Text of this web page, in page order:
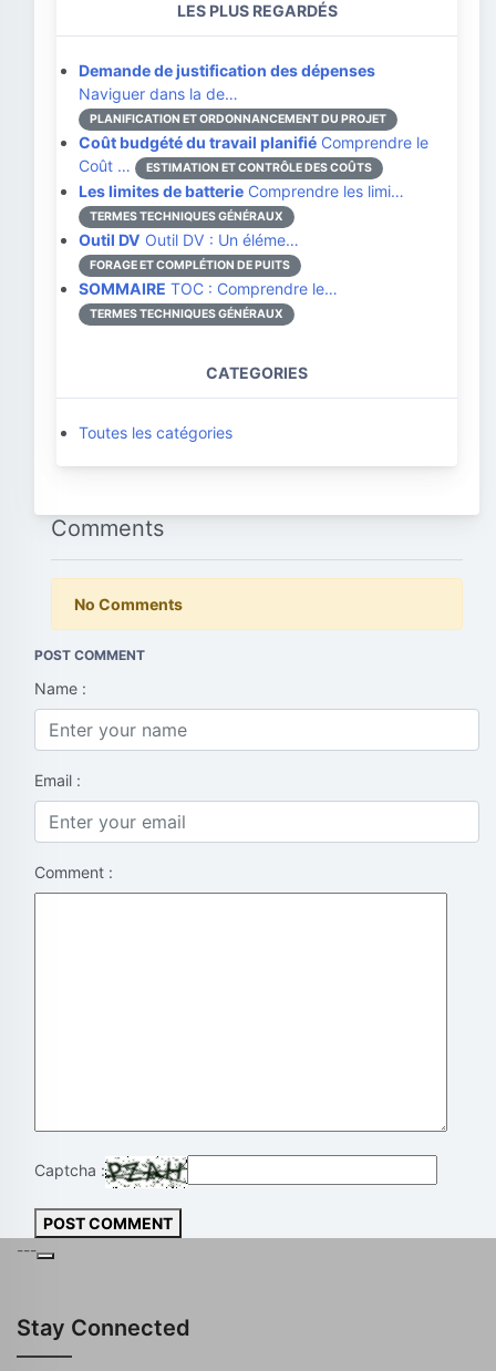
LES PLUS REGARDÉS
Demande de justification des dépenses
Naviguer dans la de…
PLANIFICATION ET ORDONNANCEMENT DU PROJET
Coût budgété du travail planifié Comprendre le
Coût …
ESTIMATION ET CONTRÔLE DES COÛTS
Les limites de batterie Comprendre les limi…
TERMES TECHNIQUES GÉNÉRAUX
Outil DV Outil DV : Un éléme…
FORAGE ET COMPLÉTION DE PUITS
SOMMAIRE TOC : Comprendre le…
TERMES TECHNIQUES GÉNÉRAUX
CATEGORIES
Toutes les catégories
Comments
No Comments
POST COMMENT
Name :
Email :
Comment :
Captcha :
POST COMMENT
---
Stay Connected